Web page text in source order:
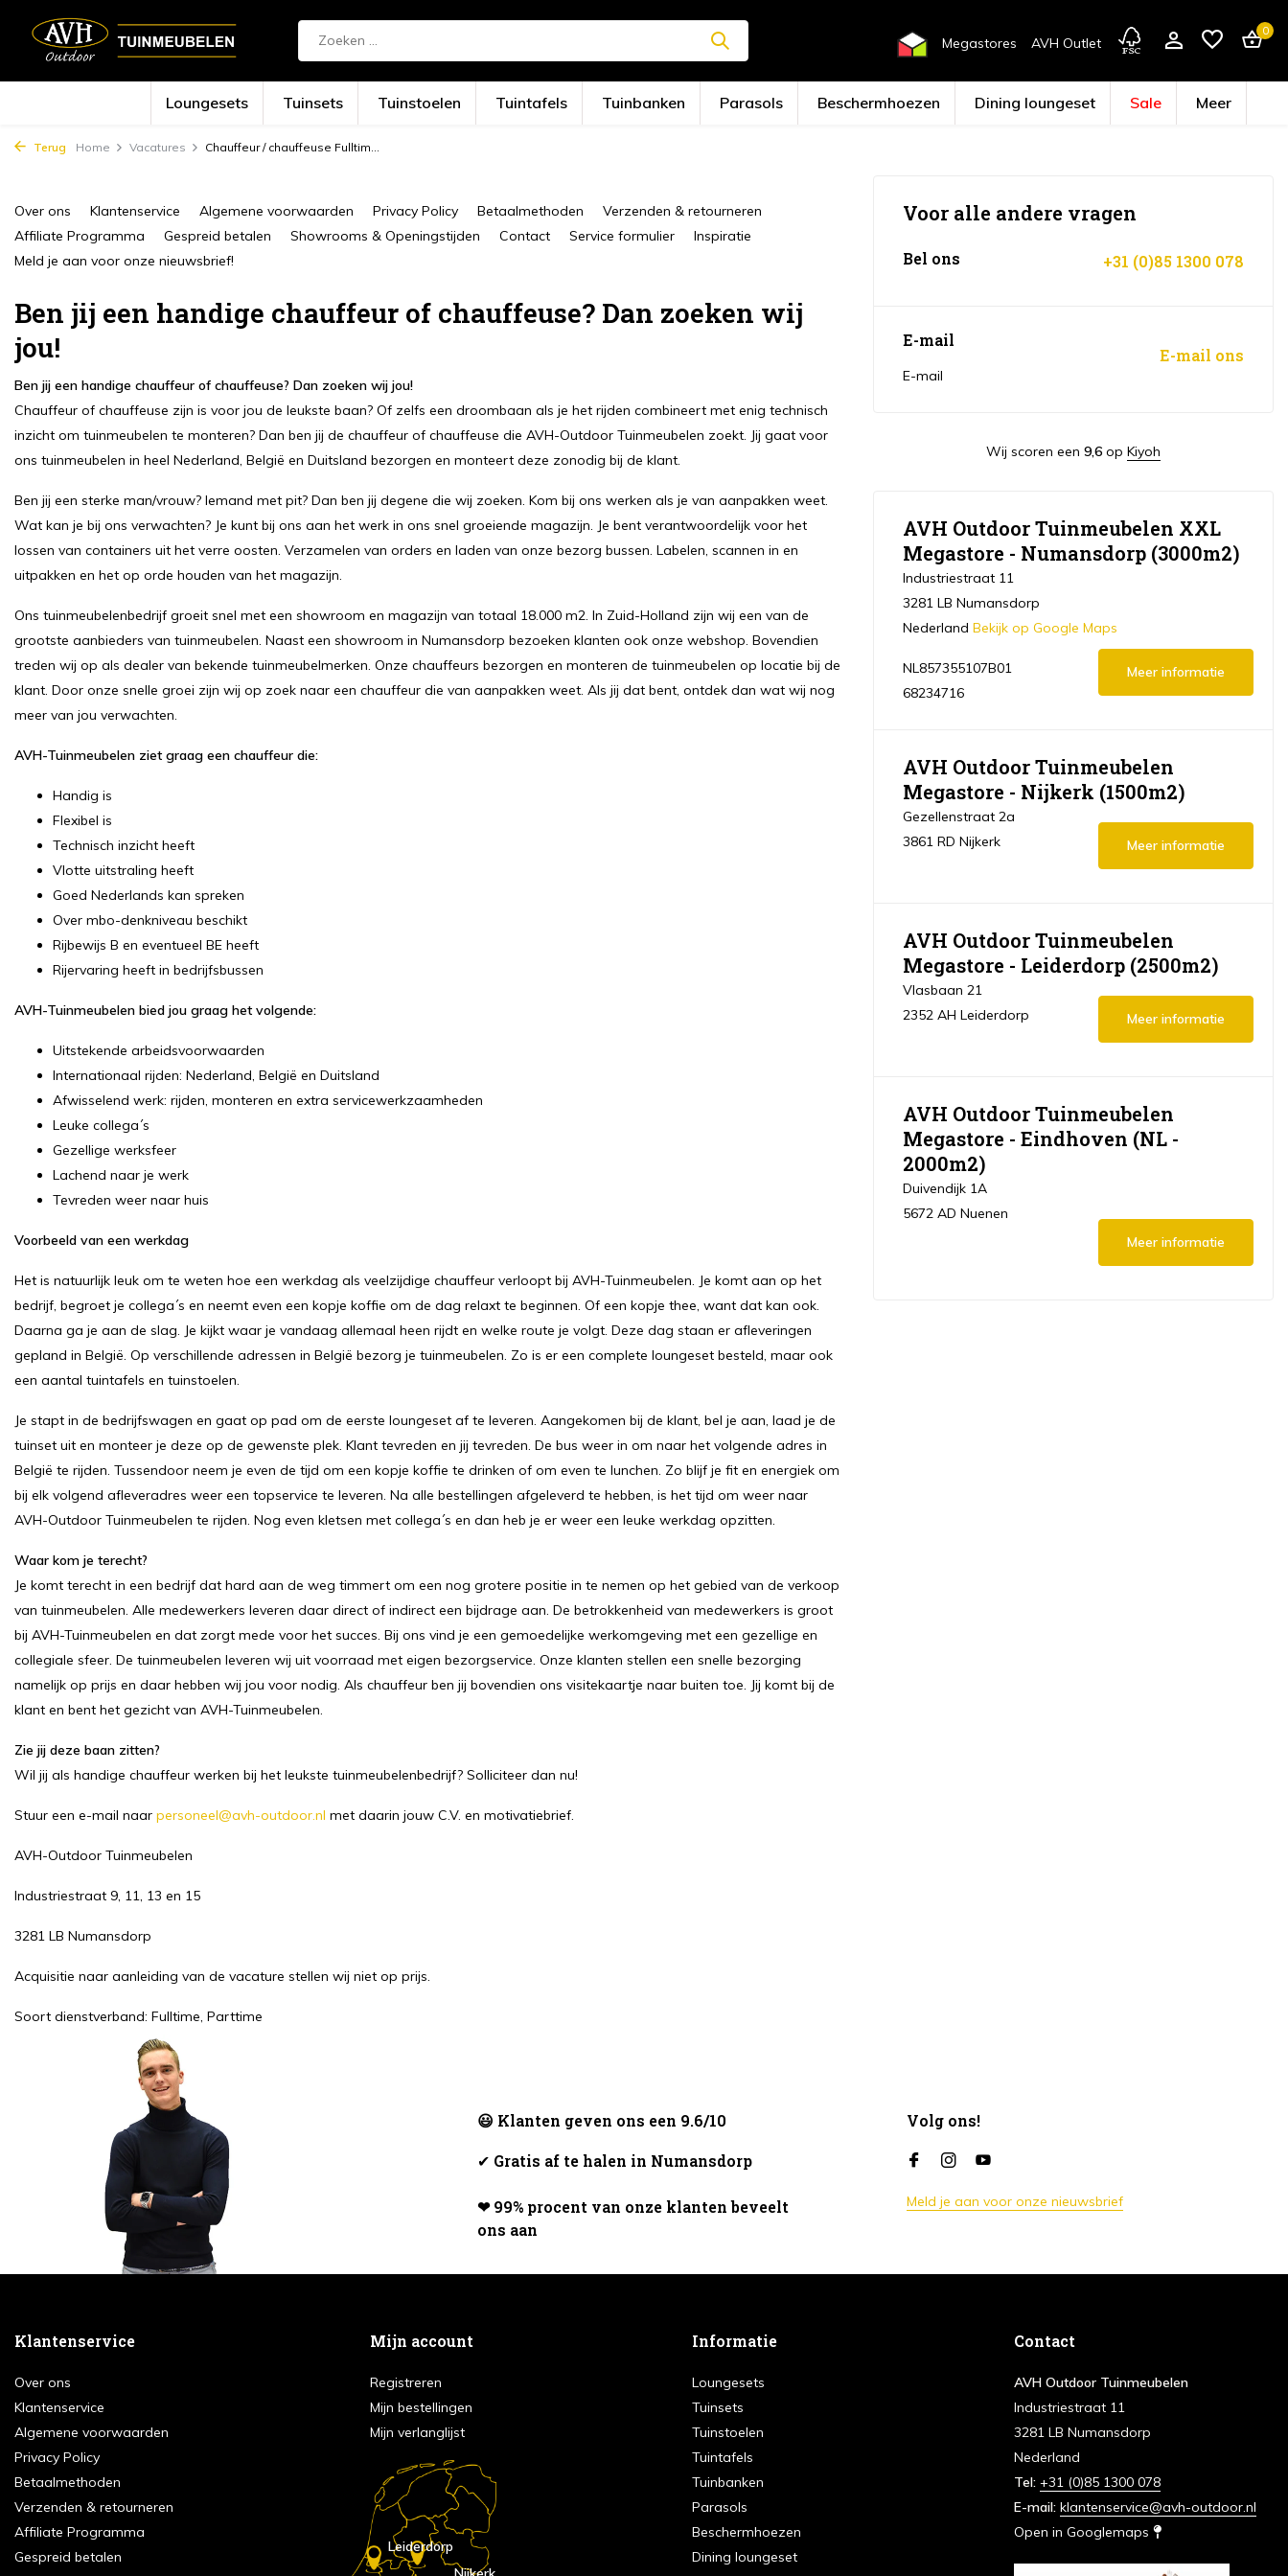
Megastores AVH Outlet
Account aanmaken
0
Loungesets Tuinsets Tuinstoelen Tuintafels Tuinbanken Parasols Beschermhoezen Dining loungeset Sale Meer
Terug Home Vacatures Chauffeur / chauffeuse Fulltim...
Over ons Klantenservice Algemene voorwaarden Privacy Policy Betaalmethoden
Verzenden & retourneren
Affiliate Programma
Gespreid betalen Showrooms & Openingstijden Contact Service formulier
Inspiratie
Meld je aan voor onze nieuwsbrief!
Ben jij een handige chauffeur of chauffeuse? Dan zoeken wij
jou!
Ben jij een handige chauffeur of chauffeuse? Dan zoeken wij jou!
Chauffeur of chauffeuse zijn is voor jou de leukste baan? Of zelfs een droombaan als je het rijden combineert met enig technisch
inzicht om tuinmeubelen te monteren? Dan ben jij de chauffeur of chauffeuse die AVH-Outdoor Tuinmeubelen zoekt. Jij gaat voor
ons tuinmeubelen in heel Nederland, België en Duitsland bezorgen en monteert deze zonodig bij de klant.
Ben jij een sterke man/vrouw? Iemand met pit? Dan ben jij degene die wij zoeken. Kom bij ons werken als je van aanpakken weet.
Wat kan je bij ons verwachten? Je kunt bij ons aan het werk in ons snel groeiende magazijn. Je bent verantwoordelijk voor het
lossen van containers uit het verre oosten. Verzamelen van orders en laden van onze bezorg bussen. Labelen, scannen in en
uitpakken en het op orde houden van het magazijn.
Ons tuinmeubelenbedrijf groeit snel met een showroom en magazijn van totaal 18.000 m2. In Zuid-Holland zijn wij een van de
grootste aanbieders van tuinmeubelen. Naast een showroom in Numansdorp bezoeken klanten ook onze webshop. Bovendien
treden wij op als dealer van bekende tuinmeubelmerken. Onze chauffeurs bezorgen en monteren de tuinmeubelen op locatie bij de
klant. Door onze snelle groei zijn wij op zoek naar een chauffeur die van aanpakken weet. Als jij dat bent, ontdek dan wat wij nog
meer van jou verwachten.
AVH-Tuinmeubelen ziet graag een chauffeur die:
Handig is
Flexibel is
Technisch inzicht heeft
Vlotte uitstraling heeft
Goed Nederlands kan spreken
Over mbo-denkniveau beschikt
Rijbewijs B en eventueel BE heeft
Rijervaring heeft in bedrijfsbussen
AVH-Tuinmeubelen bied jou graag het volgende:
Uitstekende arbeidsvoorwaarden
Internationaal rijden: Nederland, België en Duitsland
Afwisselend werk: rijden, monteren en extra servicewerkzaamheden
Leuke collega´s
Gezellige werksfeer
Lachend naar je werk
Tevreden weer naar huis
Voorbeeld van een werkdag
Het is natuurlijk leuk om te weten hoe een werkdag als veelzijdige chauffeur verloopt bij AVH-Tuinmeubelen. Je komt aan op het
bedrijf, begroet je collega´s en neemt even een kopje koffie om de dag relaxt te beginnen. Of een kopje thee, want dat kan ook.
Daarna ga je aan de slag. Je kijkt waar je vandaag allemaal heen rijdt en welke route je volgt. Deze dag staan er afleveringen
gepland in België. Op verschillende adressen in België bezorg je tuinmeubelen. Zo is er een complete loungeset besteld, maar ook
een aantal tuintafels en tuinstoelen.
Je stapt in de bedrijfswagen en gaat op pad om de eerste loungeset af te leveren. Aangekomen bij de klant, bel je aan, laad je de
tuinset uit en monteer je deze op de gewenste plek. Klant tevreden en jij tevreden. De bus weer in om naar het volgende adres in
België te rijden. Tussendoor neem je even de tijd om een kopje koffie te drinken of om even te lunchen. Zo blijf je fit en energiek om
bij elk volgend afleveradres weer een topservice te leveren. Na alle bestellingen afgeleverd te hebben, is het tijd om weer naar
AVH-Outdoor Tuinmeubelen te rijden. Nog even kletsen met collega´s en dan heb je er weer een leuke werkdag opzitten.
Waar kom je terecht?
Je komt terecht in een bedrijf dat hard aan de weg timmert om een nog grotere positie in te nemen op het gebied van de verkoop
van tuinmeubelen. Alle medewerkers leveren daar direct of indirect een bijdrage aan. De betrokkenheid van medewerkers is groot
bij AVH-Tuinmeubelen en dat zorgt mede voor het succes. Bij ons vind je een gemoedelijke werkomgeving met een gezellige en
collegiale sfeer. De tuinmeubelen leveren wij uit voorraad met eigen bezorgservice. Onze klanten stellen een snelle bezorging
namelijk op prijs en daar hebben wij jou voor nodig. Als chauffeur ben jij bovendien ons visitekaartje naar buiten toe. Jij komt bij de
klant en bent het gezicht van AVH-Tuinmeubelen.
Zie jij deze baan zitten?
Wil jij als handige chauffeur werken bij het leukste tuinmeubelenbedrijf? Solliciteer dan nu!
Stuur een e-mail naar personeel@avh-outdoor.nl met daarin jouw C.V. en motivatiebrief.
AVH-Outdoor Tuinmeubelen
Industriestraat 9, 11, 13 en 15
3281 LB Numansdorp
Acquisitie naar aanleiding van de vacature stellen wij niet op prijs.
Soort dienstverband: Fulltime, Parttime
Voor alle andere vragen
Bel ons +31 (0)85 1300 078
E-mail
E-mail
E-mail ons
Wij scoren een 9,6 op Kiyoh
AVH Outdoor Tuinmeubelen XXL
Megastore - Numansdorp (3000m2)
Industriestraat 11
3281 LB Numansdorp
Nederland Bekijk op Google Maps
NL857355107B01
68234716
Meer informatie
AVH Outdoor Tuinmeubelen
Megastore - Nijkerk (1500m2)
Gezellenstraat 2a
3861 RD Nijkerk
Meer informatie
AVH Outdoor Tuinmeubelen
Megastore - Leiderdorp (2500m2)
Vlasbaan 21
2352 AH Leiderdorp
Meer informatie
AVH Outdoor Tuinmeubelen
Megastore - Eindhoven (NL -
2000m2)
Duivendijk 1A
5672 AD Nuenen
Meer informatie
😃 Klanten geven ons een 9.6/10
✔ Gratis af te halen in Numansdorp
❤ 99% procent van onze klanten beveelt
ons aan
Volg ons!
Meld je aan voor onze nieuwsbrief
Klantenservice
Over ons
Klantenservice
Algemene voorwaarden
Privacy Policy
Betaalmethoden
Verzenden & retourneren
Affiliate Programma
Gespreid betalen
Mijn account
Registreren
Mijn bestellingen
Mijn verlanglijst
Leiderdorp
Informatie
Loungesets
Tuinsets
Tuinstoelen
Tuintafels
Tuinbanken
Parasols
Beschermhoezen
Dining loungeset
Contact
AVH Outdoor Tuinmeubelen
Industriestraat 11
3281 LB Numansdorp
Nederland
Tel: +31 (0)85 1300 078
E-mail: klantenservice@avh-outdoor.nl
Open in Googlemaps